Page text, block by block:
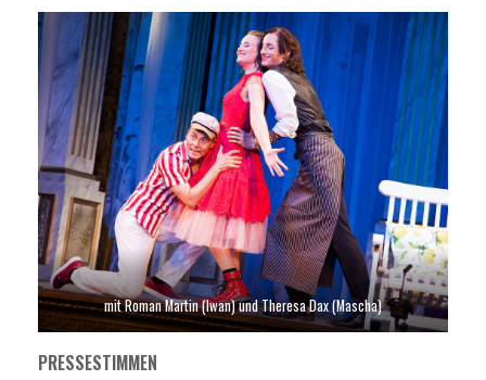
mit Roman Martin (Iwan) und Theresa Dax (Mascha)
PRESSESTIMMEN